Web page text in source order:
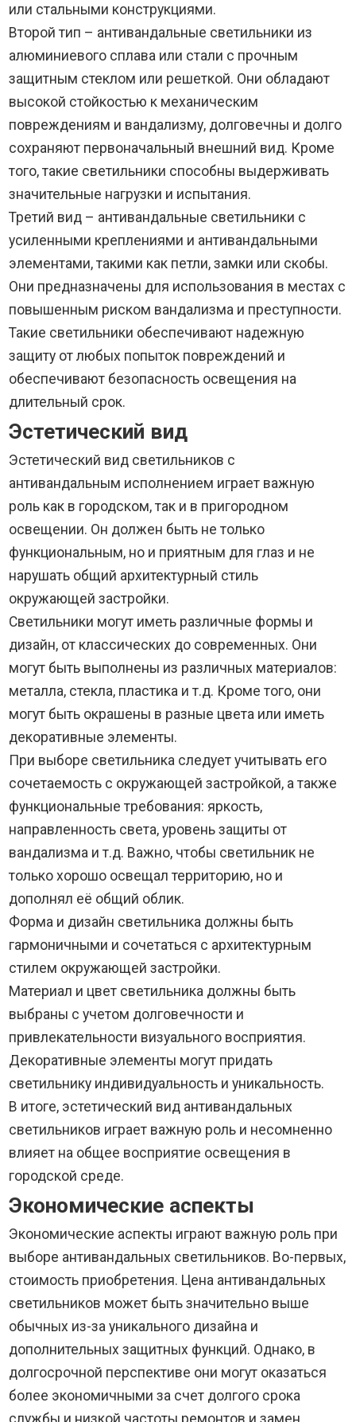
или стальными конструкциями.
Второй тип – антивандальные светильники из
алюминиевого сплава или стали с прочным
защитным стеклом или решеткой. Они обладают
высокой стойкостью к механическим
повреждениям и вандализму, долговечны и долго
сохраняют первоначальный внешний вид. Кроме
того, такие светильники способны выдерживать
значительные нагрузки и испытания.
Третий вид – антивандальные светильники с
усиленными креплениями и антивандальными
элементами, такими как петли, замки или скобы.
Они предназначены для использования в местах с
повышенным риском вандализма и преступности.
Такие светильники обеспечивают надежную
защиту от любых попыток повреждений и
обеспечивают безопасность освещения на
длительный срок.
Эстетический вид
Эстетический вид светильников с
антивандальным исполнением играет важную
роль как в городском, так и в пригородном
освещении. Он должен быть не только
функциональным, но и приятным для глаз и не
нарушать общий архитектурный стиль
окружающей застройки.
Светильники могут иметь различные формы и
дизайн, от классических до современных. Они
могут быть выполнены из различных материалов:
металла, стекла, пластика и т.д. Кроме того, они
могут быть окрашены в разные цвета или иметь
декоративные элементы.
При выборе светильника следует учитывать его
сочетаемость с окружающей застройкой, а также
функциональные требования: яркость,
направленность света, уровень защиты от
вандализма и т.д. Важно, чтобы светильник не
только хорошо освещал территорию, но и
дополнял её общий облик.
Форма и дизайн светильника должны быть
гармоничными и сочетаться с архитектурным
стилем окружающей застройки.
Материал и цвет светильника должны быть
выбраны с учетом долговечности и
привлекательности визуального восприятия.
Декоративные элементы могут придать
светильнику индивидуальность и уникальность.
В итоге, эстетический вид антивандальных
светильников играет важную роль и несомненно
влияет на общее восприятие освещения в
городской среде.
Экономические аспекты
Экономические аспекты играют важную роль при
выборе антивандальных светильников. Во-первых,
стоимость приобретения. Цена антивандальных
светильников может быть значительно выше
обычных из-за уникального дизайна и
дополнительных защитных функций. Однако, в
долгосрочной перспективе они могут оказаться
более экономичными за счет долгого срока
службы и низкой частоты ремонтов и замен.